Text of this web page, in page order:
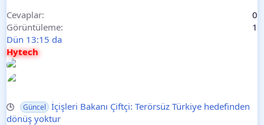
Cevaplar
0
Görüntüleme
1
Dün 13:15 da
Hytech
🕒 Güncel
İçişleri Bakanı Çiftçi: Terörsüz Türkiye hedefinden
dönüş yoktur